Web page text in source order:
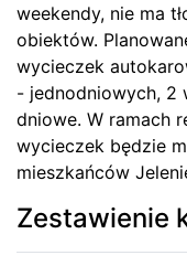
weekendy, nie ma
obiektów.
wycieczek
- jednodniowych, 2
dniowe. W ramach
wycieczek będzie
mieszkańców
Zestawienie